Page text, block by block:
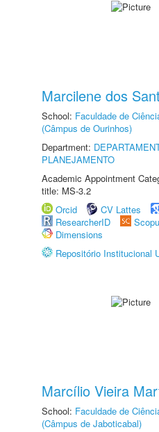
Marcilene dos
School: Faculdade de
(Câmpus de Ourinhos)
Department:
PLANEJAMENTO
Academic Appointment
title: MS-3.2
Orcid
CV Lattes
ResearcherID
Dimensions
Repositório Institucional
Marcílio Vieira
School: Faculdade de
(Câmpus de Jaboticabal)